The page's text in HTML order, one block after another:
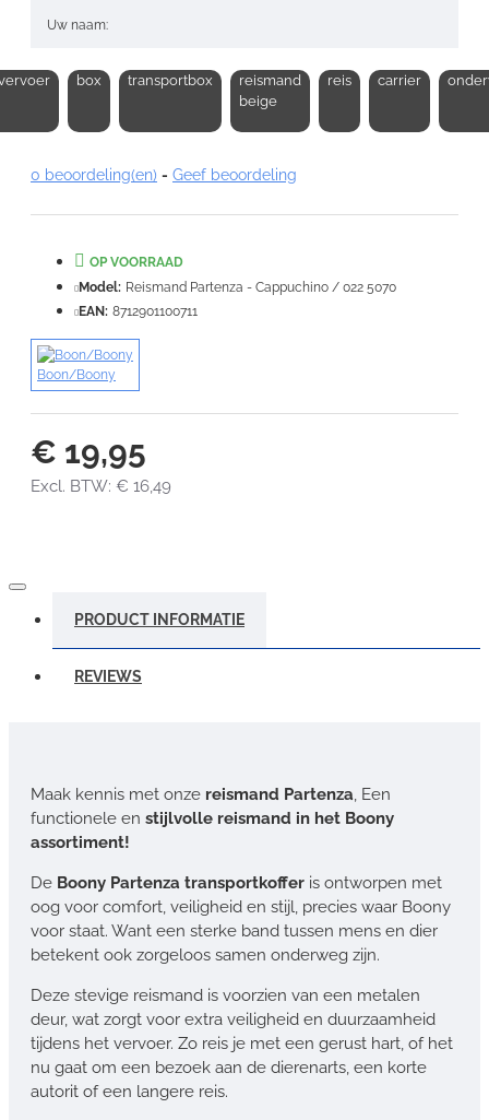
Uw naam:
Waardering:
Slecht Goed
box transportbox
reismand
beige
reis carrier
0 beoordeling(en) - Geef beoordeling
€ 19,95
Excl. BTW: € 16,49
OP VOORRAAD
Model: Reismand Partenza - Cappuchino / 022 5070
EAN: 8712901100711
Boon/Boony
PRODUCT INFORMATIE
REVIEWS
Maak kennis met onze reismand Partenza, Een
functionele en stijlvolle reismand in het Boony
assortiment!
De Boony Partenza transportkoffer is ontworpen met
oog voor comfort, veiligheid en stijl, precies waar Boony
voor staat. Want een sterke band tussen mens en dier
betekent ook zorgeloos samen onderweg zijn.
Deze stevige reismand is voorzien van een metalen
deur, wat zorgt voor extra veiligheid en duurzaamheid
tijdens het vervoer. Zo reis je met een gerust hart, of het
nu gaat om een bezoek aan de dierenarts, een korte
autorit of een langere reis.